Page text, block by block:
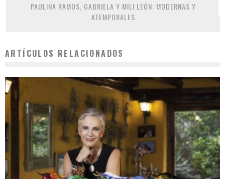
PAULINA RAMOS, GABRIELA Y MILI LEÓN: MODERNAS Y
ATEMPORALES
ARTÍCULOS RELACIONADOS